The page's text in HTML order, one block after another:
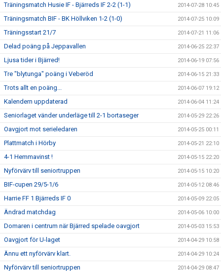
Träningsmatch Husie IF - Bjärreds IF 2-2 (1-1) 2014-07-28 10:45
Träningsmatch BIF - BK Höllviken 1-2 (1-0) 2014-07-25 10:09
Träningsstart 21/7 2014-07-21 11:06
Delad poäng på Jeppavallen 2014-06-25 22:37
Ljusa tider i Bjärred! 2014-06-19 07:56
Tre "blytunga" poäng i Veberöd 2014-06-15 21:33
Trots allt en poäng... 2014-06-07 19:12
Kalendern uppdaterad 2014-06-04 11:24
Seniorlaget vänder underläge till 2-1 bortaseger 2014-05-29 22:26
Oavgjort mot serieledaren 2014-05-25 00:11
Plattmatch i Hörby 2014-05-21 22:10
4-1 Hemmavinst ! 2014-05-15 22:20
Nyförvärv till seniortruppen 2014-05-15 10:20
BIF-cupen 29/5-1/6 2014-05-12 08:46
Harrie FF 1 Bjärreds IF 0 2014-05-09 22:05
Ändrad matchdag 2014-05-06 10:00
Domaren i centrum när Bjärred spelade oavgjort 2014-05-03 15:53
Oavgjort för U-laget 2014-04-29 10:58
Ännu ett nyförvärv klart. 2014-04-29 10:24
Nyförvärv till seniortruppen 2014-04-29 08:47